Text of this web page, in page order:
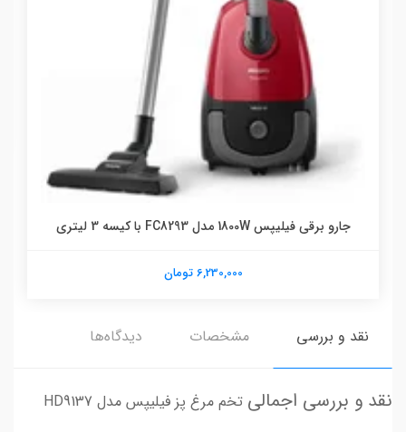
جارو برقی فیلیپس 1800W مدل FC8293 با کیسه 3 لیتری
6,230,000 تومان
نقد و بررسی مشخصات دیدگاه‌ها
نقد و بررسی اجمالی تخم مرغ پز فیلیپس مدل HD9137